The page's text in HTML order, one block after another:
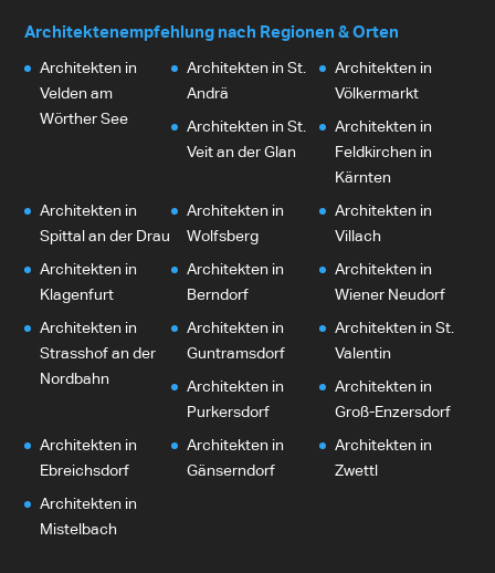
Architektenempfehlung nach Regionen & Orten
Architekten in
Velden am
Wörther See
Architekten in St.
Andrä
Architekten in
Völkermarkt
Architekten in St.
Veit an der Glan
Architekten in
Feldkirchen in
Kärnten
Architekten in
Spittal an der Drau
Architekten in
Wolfsberg
Architekten in
Villach
Architekten in
Klagenfurt
Architekten in
Berndorf
Architekten in
Wiener Neudorf
Architekten in
Strasshof an der
Nordbahn
Architekten in
Guntramsdorf
Architekten in St.
Valentin
Architekten in
Purkersdorf
Architekten in
Groß-Enzersdorf
Architekten in
Ebreichsdorf
Architekten in
Gänserndorf
Architekten in
Zwettl
Architekten in
Mistelbach